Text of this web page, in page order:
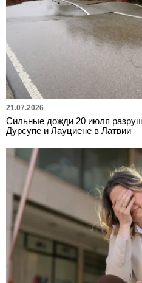
21.07.2026
Сильные дожди 20 июля
Дурсупе и Лауциене в Латвии